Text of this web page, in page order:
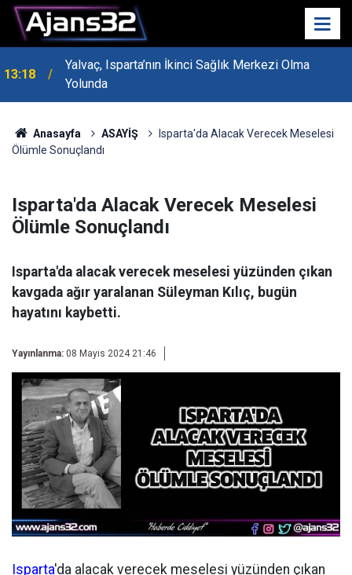
13:18
Yalvaç, Isparta’nın İkinci Sağlık Merkezi Olma
Yolunda
13:14
MHP Genel Başkan Yardımcısı Bayraktar Isparta’da
Konuştu
Anasayfa ASAYİŞ
Isparta'da Alacak Verecek Meselesi
Ölümle Sonuçlandı
Isparta'da Alacak Verecek Meselesi
Ölümle Sonuçlandı
Isparta'da alacak verecek meselesi yüzünden çıkan
kavgada ağır yaralanan Süleyman Kılıç, bugün
hayatını kaybetti.
Yayınlanma: 08 Mayıs 2024 21:46
Isparta'da alacak verecek meselesi yüzünden çıkan